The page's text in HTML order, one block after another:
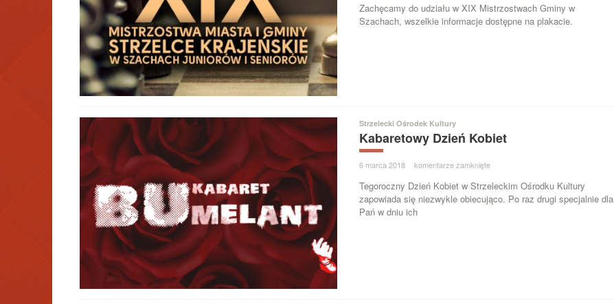
Zachęcamy do udziału w XIX Mistrzostwach Gminy w
Szachach, wszelkie informacje dostępne na plakacie.
Strzelecki Ośrodek Kultury
Kabaretowy Dzień Kobiet
6 marca 2018 · komentarze zamknięte ·
Tegoroczny Dzień Kobiet w Strzeleckim Ośrodku Kultury
zapowiada się niezwykle obiecująco. Po raz drugi specjalnie dla
Pań w dniu ich